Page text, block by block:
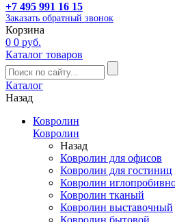
+7 495 991 16 15
Заказать обратный звонок
Корзина
0 0 руб.
Каталог товаров
Каталог
Назад
Ковролин
Ковролин
Назад
Ковролин для офисов
Ковролин для гостиниц
Ковролин
Ковролин тканый
Ковролин выставочный
Ковролин бытовой